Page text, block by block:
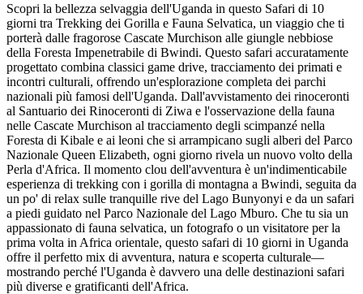
Scopri la bellezza selvaggia dell'Uganda in questo Safari di 10
giorni tra Trekking dei Gorilla e Fauna Selvatica, un viaggio che ti
porterà dalle fragorose Cascate Murchison alle giungle nebbiose
della Foresta Impenetrabile di Bwindi. Questo safari accuratamente
progettato combina classici game drive, tracciamento dei primati e
incontri culturali, offrendo un'esplorazione completa dei parchi
nazionali più famosi dell'Uganda. Dall'avvistamento dei rinoceronti
al Santuario dei Rinoceronti di Ziwa e l'osservazione della fauna
nelle Cascate Murchison al tracciamento degli scimpanzé nella
Foresta di Kibale e ai leoni che si arrampicano sugli alberi del Parco
Nazionale Queen Elizabeth, ogni giorno rivela un nuovo volto della
Perla d'Africa. Il momento clou dell'avventura è un'indimenticabile
esperienza di trekking con i gorilla di montagna a Bwindi, seguita da
un po' di relax sulle tranquille rive del Lago Bunyonyi e da un safari
a piedi guidato nel Parco Nazionale del Lago Mburo. Che tu sia un
appassionato di fauna selvatica, un fotografo o un visitatore per la
prima volta in Africa orientale, questo safari di 10 giorni in Uganda
offre il perfetto mix di avventura, natura e scoperta culturale—
mostrando perché l'Uganda è davvero una delle destinazioni safari
più diverse e gratificanti dell'Africa.